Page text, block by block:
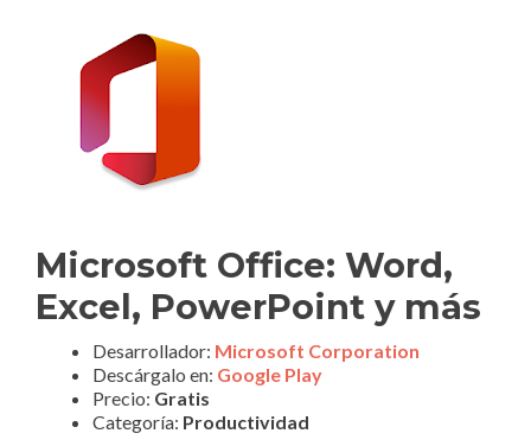
Microsoft Office: Word,
Excel, PowerPoint y más
Desarrollador: Microsoft Corporation
Descárgalo en: Google Play
Precio: Gratis
Categoría: Productividad